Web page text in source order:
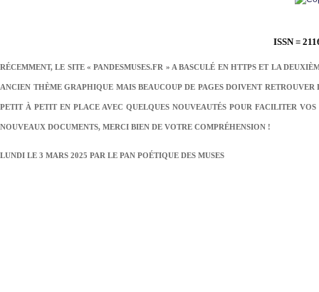
ISSN =
RÉCEMMENT, LE SITE « PANDESMUSES.FR » A BASCULÉ EN HTTPS ET LA
ANCIEN THÈME GRAPHIQUE MAIS BEAUCOUP DE PAGES DOIVENT
PETIT À PETIT EN PLACE AVEC QUELQUES NOUVEAUTÉS POUR FACILITER
NOUVEAUX DOCUMENTS, MERCI BIEN DE VOTRE COMPRÉHENSION !
LUNDI LE 3 MARS 2025 PAR LE PAN POÉTIQUE DES MUSES